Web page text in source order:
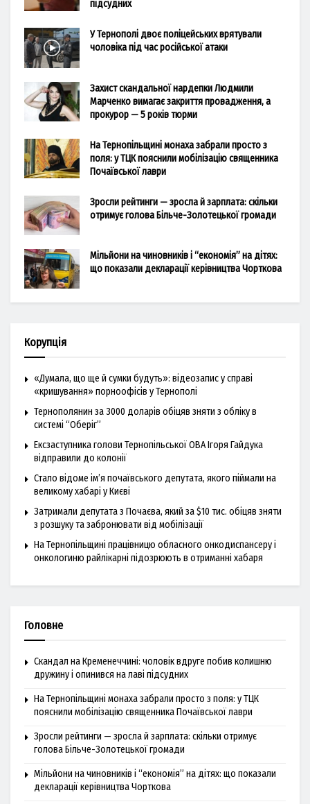
підсудних
У Тернополі двоє поліцейських врятували
чоловіка під час російської атаки
Захист скандальної нардепки Людмили
Марченко вимагає закриття провадження, а
прокурор — 5 років тюрми
На Тернопільщині монаха забрали просто з
поля: у ТЦК пояснили мобілізацію священника
Почаївської лаври
Зросли рейтинги — зросла й зарплата: скільки
отримує голова Більче-Золотецької громади
Мільйони на чиновників і “економія” на дітях:
що показали декларації керівництва Чорткова
Корупція
«Думала, що ще й сумки будуть»: відеозапис у справі
«кришування» порноофісів у Тернополі
Тернополянин за 3000 доларів обіцяв зняти з обліку в
системі “Оберіг”
Ексзаступника голови Тернопільської ОВА Ігоря Гайдука
відправили до колонії
Стало відоме ім’я почаївського депутата, якого піймали на
великому хабарі у Києві
Затримали депутата з Почаєва, який за $10 тис. обіцяв зняти
з розшуку та забронювати від мобілізації
На Тернопільщині працівницю обласного онкодиспансеру і
онкологиню райлікарні підозрюють в отриманні хабаря
Головне
Скандал на Кременеччині: чоловік вдруге побив колишню
дружину і опинився на лаві підсудних
На Тернопільщині монаха забрали просто з поля: у ТЦК
пояснили мобілізацію священника Почаївської лаври
Зросли рейтинги — зросла й зарплата: скільки отримує
голова Більче-Золотецької громади
Мільйони на чиновників і “економія” на дітях: що показали
декларації керівництва Чорткова